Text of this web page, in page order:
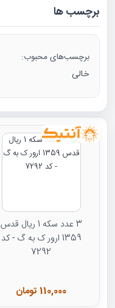
برچسب ها
برچسب‌های محبوب:
خالی
3 عدد سکه 1 ریال قدس
1359 ارور ک به گ - کد
7292
110,000 تومان